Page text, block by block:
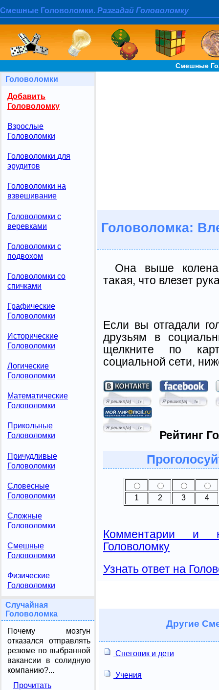
Смешные Головоломки. Разгадай Головоломку
Смешные
Головоломки
Добавить
Головоломку
Взрослые
Головоломки
Головоломки для
эрудитов
Головоломки на
взвешивание
Головоломки с
веревками
Головоломки с
подвохом
Головоломки со
спичками
Графические
Головоломки
Исторические
Головоломки
Логические
Головоломки
Математические
Головоломки
Прикольные
Головоломки
Причудливые
Головоломки
Словесные
Головоломки
Сложные
Головоломки
Смешные
Головоломки
Физические
Головоломки
Случайная
Головоломка
Почему мозгун
отказался отправлять
резюме по выбранной
вакансии в солидную
компанию?...
Прочитать
Головоломка:
Она выше
такая, что влезет
Если вы отгадали
друзьям в
щелкните по
социальной сети,
Рейтинг
1 2 3 4
Комментарии и
Головоломку
Узнать ответ на
Другие
Снеговик и дети
Учения